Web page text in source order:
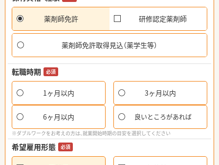
薬剤師免許 研修認定薬剤師
薬剤師免許取得見込（薬学生等）
転職時期 必須
1ヶ月以内 3ヶ月以内
6ヶ月以内 良いところがあれば
※ダブルワークをお考えの方は、就業開始時期の目安を選択してください
希望雇用形態 必須